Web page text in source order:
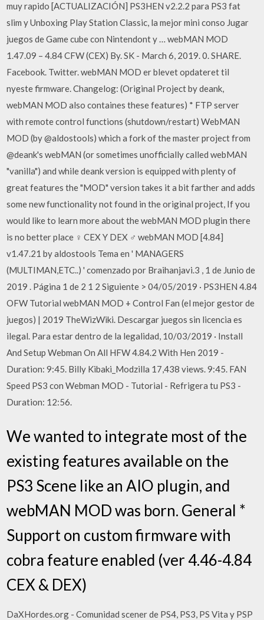
muy rapido [ACTUALIZACIÓN] PS3HEN v2.2.2 para PS3 fat
slim y Unboxing Play Station Classic, la mejor mini conso Jugar
juegos de Game cube con Nintendont y … webMAN MOD
1.47.09 – 4.84 CFW (CEX) By. SK - March 6, 2019. 0. SHARE.
Facebook. Twitter. webMAN MOD er blevet opdateret til
nyeste firmware. Changelog: (Original Project by deank,
webMAN MOD also containes these features) * FTP server
with remote control functions (shutdown/restart) WebMAN
MOD (by @aldostools) which a fork of the master project from
@deank's webMAN (or sometimes unofficially called webMAN
"vanilla") and while deank version is equipped with plenty of
great features the "MOD" version takes it a bit farther and adds
some new functionality not found in the original project, If you
would like to learn more about the webMAN MOD plugin there
is no better place ♀ CEX Y DEX ♂ webMAN MOD [4.84]
v1.47.21 by aldostools Tema en ' MANAGERS
(MULTIMAN,ETC..) ' comenzado por Braihanjavi.3 , 1 de Junio de
2019 . Página 1 de 2 1 2 Siguiente > 04/05/2019 · PS3HEN 4.84
OFW Tutorial webMAN MOD + Control Fan (el mejor gestor de
juegos) | 2019 TheWizWiki. Descargar juegos sin licencia es
ilegal. Para estar dentro de la legalidad, 10/03/2019 · Install
And Setup Webman On All HFW 4.84.2 With Hen 2019 -
Duration: 9:45. Billy Kibaki_Modzilla 17,438 views. 9:45. FAN
Speed PS3 con Webman MOD - Tutorial - Refrigera tu PS3 -
Duration: 12:56.
We wanted to integrate most of the
existing features available on the
PS3 Scene like an AIO plugin, and
webMAN MOD was born. General *
Support on custom firmware with
cobra feature enabled (ver 4.46-4.84
CEX & DEX)
DaXHordes.org - Comunidad scener de PS4, PS3, PS Vita y PSP